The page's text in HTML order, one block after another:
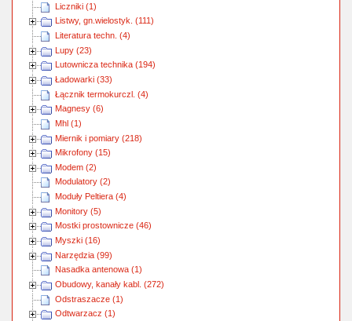
Liczniki (1)
Listwy, gn.wielostyk. (111)
Literatura techn. (4)
Lupy (23)
Lutownicza technika (194)
Ładowarki (33)
Łącznik termokurczl. (4)
Magnesy (6)
Mhl (1)
Miernik i pomiary (218)
Mikrofony (15)
Modem (2)
Modulatory (2)
Moduły Peltiera (4)
Monitory (5)
Mostki prostownicze (46)
Myszki (16)
Narzędzia (99)
Nasadka antenowa (1)
Obudowy, kanały kabl. (272)
Odstraszacze (1)
Odtwarzacz (1)